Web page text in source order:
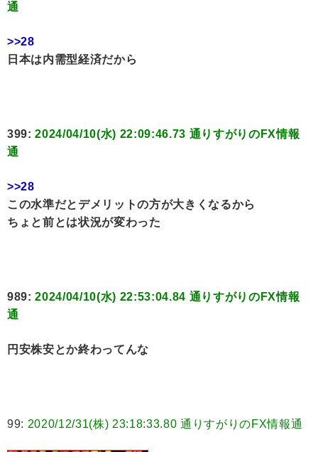
通
>>28
日本は内需型経済だから
399:2024/04/10(水) 22:09:46.73 通りすがりのFX情報
通
>>28
この水準だとデメリットの方が大きくなるから
ちょと前とは状況が変わった
989:2024/04/10(水) 22:53:04.84 通りすがりのFX情報
通
円安株安とか終わってんな
99: 2020/12/31(株) 23:18:33.80 通りすがりのFX情報通